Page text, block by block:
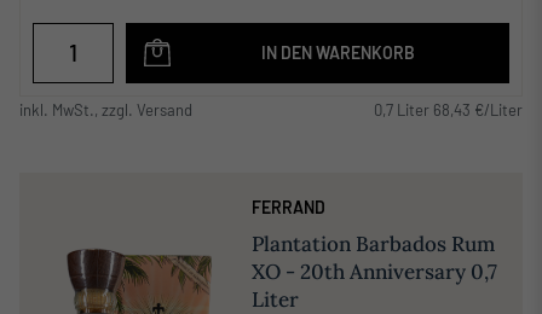
IN DEN WARENKORB
inkl. MwSt., zzgl. Versand 0,7 Liter 68,43 €/Liter
FERRAND
Plantation Barbados Rum
XO - 20th Anniversary 0,7
Liter